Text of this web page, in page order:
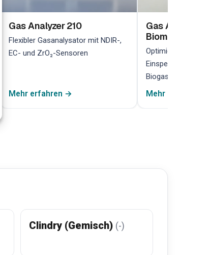
Gas Analyzer 210
Flexibler Gasanalysator mit NDIR-,
EC- und ZrO₂-Sensoren
Mehr erfahren →
Gas Analyzer
Biomethan
Optimiert für die
Biogasanlagen
Mehr erfahren →
Clindry (Gemisch) (-)